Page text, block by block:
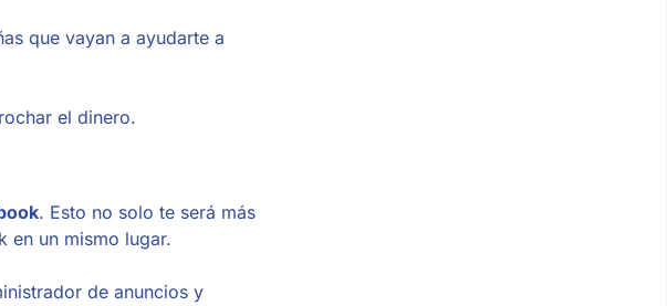
que vayan a ayudarte a
el dinero.
. Esto no solo te será más
en un mismo lugar.
de anuncios y